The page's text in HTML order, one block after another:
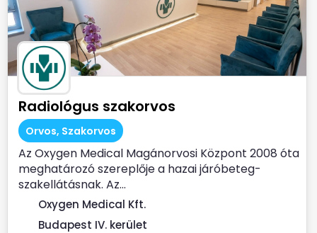
Radiológus szakorvos
Orvos, Szakorvos
Az Oxygen Medical Magánorvosi Központ 2008 óta
meghatározó szereplője a hazai járóbeteg-
szakellátásnak. Az...
Oxygen Medical Kft.
Budapest IV. kerület